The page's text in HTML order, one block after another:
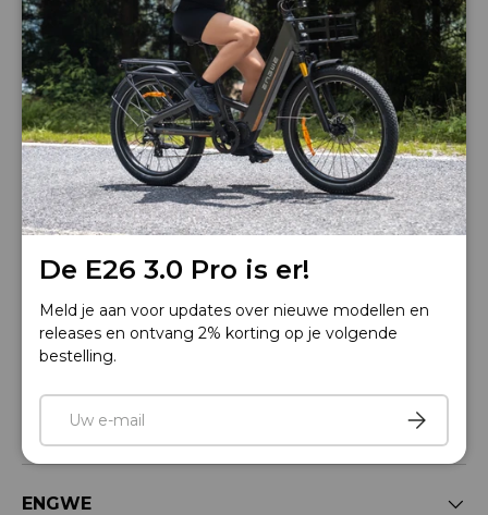
De E26 3.0 Pro is er!
Meld je aan voor updates over nieuwe modellen en
releases en ontvang 2% korting op je volgende
bestelling.
E-mail
Tel: +33 805980036
Openingstijden: 9:00 AM –6:00 PM (GMT+1)maandag –
vrijdag
Mail: service.nl@engwe.com
ENGWE App
ENGWE